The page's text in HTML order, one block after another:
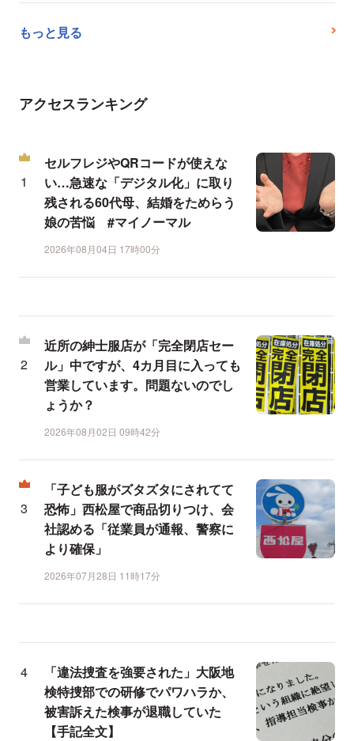
もっと見る
アクセスランキング
セルフレジやQRコードが使えな
い…急速な「デジタル化」に取り
残される60代母、結婚をためらう
娘の苦悩 #マイノーマル
2026年08月04日 17時00分
近所の紳士服店が「完全閉店セー
ル」中ですが、4カ月目に入っても
営業しています。問題ないのでし
ょうか？
2026年08月02日 09時42分
「子ども服がズタズタにされてて
恐怖」西松屋で商品切りつけ、会
社認める「従業員が通報、警察に
より確保」
2026年07月28日 11時17分
「違法捜査を強要された」大阪地
検特捜部での研修でパワハラか、
被害訴えた検事が退職していた
【手記全文】